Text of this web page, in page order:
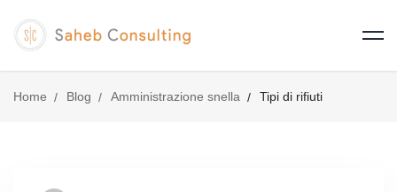
Home Blog Amministrazione snella Tipi di rifiuti